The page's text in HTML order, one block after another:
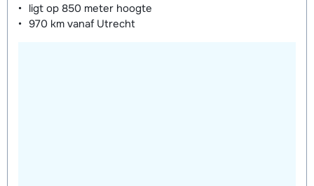
ligt op 850 meter hoogte
970 km vanaf Utrecht